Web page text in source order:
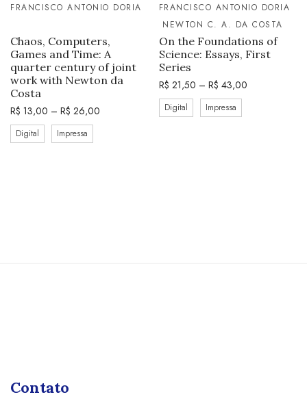
FRANCISCO ANTONIO DORIA
Chaos, Computers,
Games and Time: A
quarter century of joint
work with Newton da
Costa
R$ 13,00 – R$ 26,00
Digital Impressa
FRANCISCO ANTONIO DORIA
NEWTON C. A. DA COSTA
On the Foundations of
Science: Essays, First
Series
R$ 21,50 – R$ 43,00
Digital Impressa
Contato